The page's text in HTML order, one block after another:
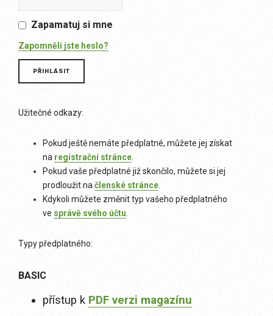
Zapamatuj si mne
Zapomněli jste heslo?
Užitečné odkazy:
Pokud ještě nemáte předplatné, můžete jej získat
na registrační stránce
Pokud vaše předplatné již skončilo, můžete si jej
prodloužit na členské stránce
Kdykoli můžete změnit typ vašeho předplatného
ve správě svého účtu
Typy předplatného:
BASIC
přístup k PDF verzi magazínu